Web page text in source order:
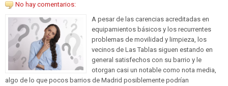
No hay comentarios:
A pesar de las carencias acreditadas en
equipamientos básicos y los recurrentes
problemas de movilidad y limpieza, los
vecinos de Las Tablas siguen estando en
general satisfechos con su barrio y le
otorgan casi un notable como nota media,
algo de lo que pocos barrios de Madrid posiblemente podrían